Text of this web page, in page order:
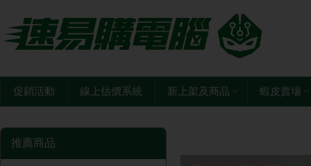
促銷活動 線上估價系統 新上架及商品 蝦皮賣場
推薦商品